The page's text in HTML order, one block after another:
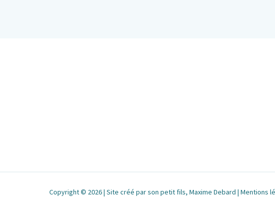
Copyright © 2026 | Site créé par son petit fils, Maxime Debard | Mentions